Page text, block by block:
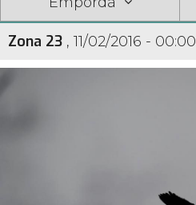
Zona 23 , 11/02/2016 - 00:00